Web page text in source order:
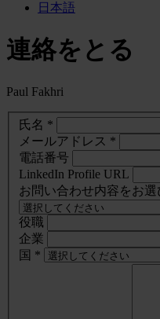
日本語
連絡をとる
Paul Fakhri
氏名 *
メールアドレス *
電話番号
LinkedIn Profile URL
お問い合わせ内容をお
役職
企業
国 *